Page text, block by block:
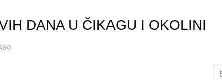
DANA U ČIKAGU I OKOLINI